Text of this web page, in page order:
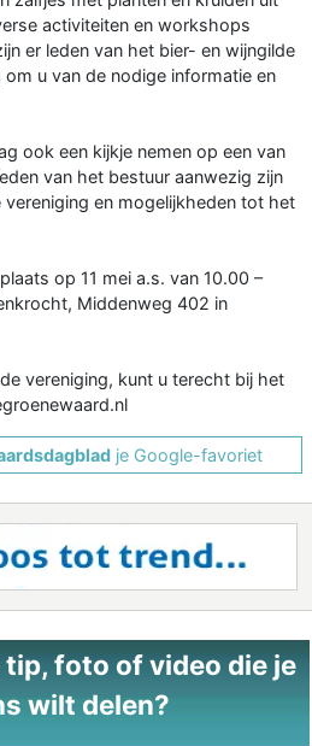
activiteiten en workshops
er leden van het bier- en wijngilde
u van de nodige informatie en
ook een kijkje nemen op een van
van het bestuur aanwezig zijn
en mogelijkheden tot het
op 11 mei a.s. van 10.00 –
Middenweg 402 in
vereniging, kunt u terecht bij het
je Google-favoriet
tip, foto of video die je
wilt delen?